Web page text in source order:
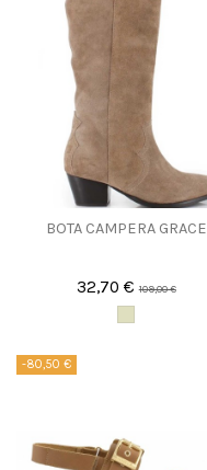
BOTA CAMPERA GRACE
32,70 €109,00 €
-80,50 €